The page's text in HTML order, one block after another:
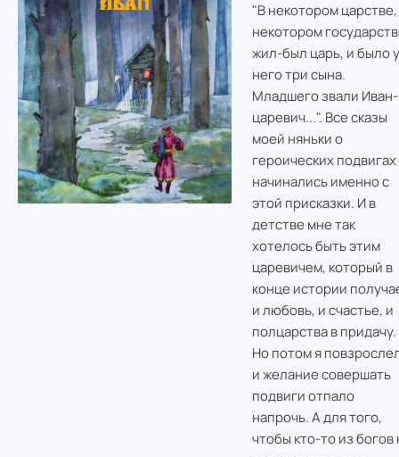
"В некотором царстве,
некотором
жил-был царь, и было у
него три сына.
Младшего звали Иван-
царевич...". Все сказы
моей няньки о
героических подвигах
начинались именно с
этой присказки. И в
детстве мне так
хотелось быть этим
царевичем, который в
конце истории
и любовь, и счастье, и
полцарства в придачу.
Но потом я
и желание совершать
подвиги отпало
напрочь. А для того,
чтобы кто-то из богов